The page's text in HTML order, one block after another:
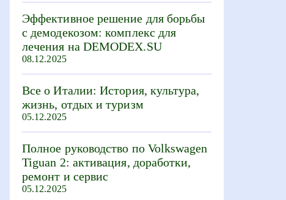
Эффективное решение для борьбы
с демодекозом: комплекс для
лечения на DEMODEX.SU
08.12.2025
Все о Италии: История, культура,
жизнь, отдых и туризм
05.12.2025
Полное руководство по Volkswagen
Tiguan 2: активация, доработки,
ремонт и сервис
05.12.2025